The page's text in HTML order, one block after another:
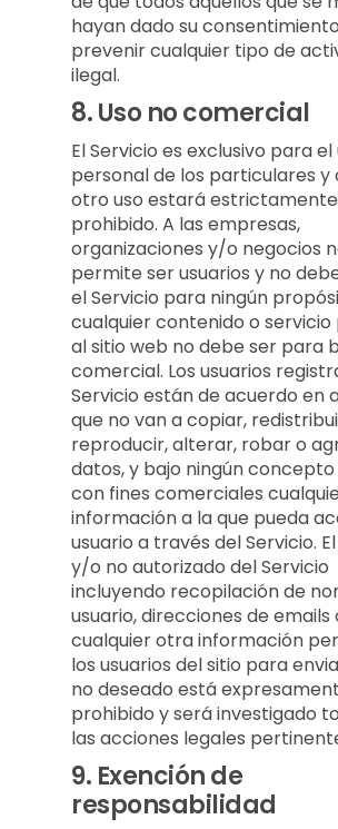
hayan dado su
prevenir cualquier tipo de
ilegal.
8.Uso no comercial
El Servicio es exclusivo para el
personal de los particulares y
otro uso estará estrictamente
prohibido. A las empresas,
organizaciones y/o negocios
permite ser usuarios y no
el Servicio para ningún
cualquier contenido o servicio
al sitio web no debe ser para
comercial. Los usuarios
Servicio están de acuerdo en
que no van a copiar,
reproducir, alterar, robar o
datos, y bajo ningún
con fines comerciales
información a la que pueda
usuario a través del Servicio.
y/o no autorizado del Servicio
incluyendo recopilación de
usuario, direcciones de emails
cualquier otra información
los usuarios del sitio para
no deseado está
prohibido y será investigado
las acciones legales
9. Exención de
responsabilidad